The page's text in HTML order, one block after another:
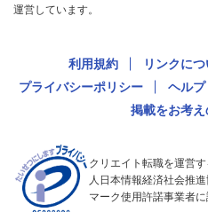
運営しています。
利用規約 リンクに
プライバシーポリシー
ヘルプ
掲載をお考
クリエイト転職を運営
人日本情報経済社会推
マーク使用許諾事業者に